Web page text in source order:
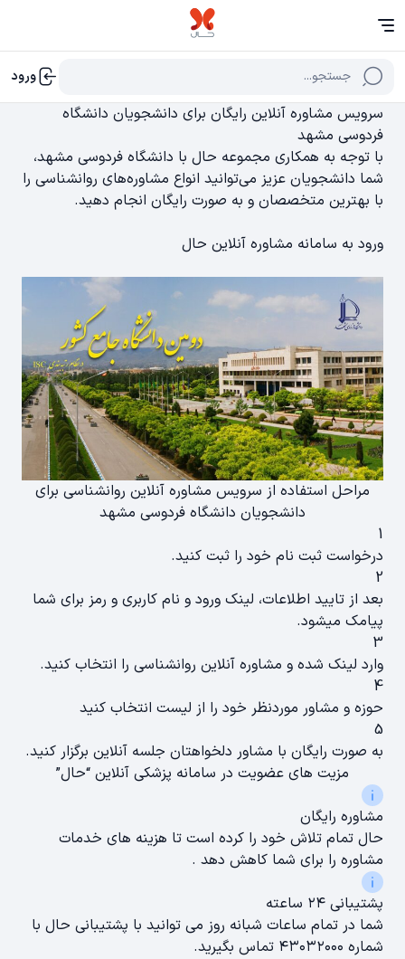
جستجو... ورود
سرویس مشاوره آنلاین رایگان برای دانشجویان دانشگاه
فردوسی مشهد
با توجه به همکاری مجموعه حال با دانشگاه فردوسی مشهد،
شما دانشجویان عزیز می‌توانید انواع مشاوره‌های روانشناسی را
با بهترین متخصصان و به صورت رایگان انجام دهید.
ورود به سامانه مشاوره آنلاین حال
مراحل استفاده از سرویس مشاوره آنلاین روانشناسی برای
دانشجویان دانشگاه فردوسی مشهد
1
درخواست ثبت نام خود را ثبت کنید.
2
بعد از تایید اطلاعات، لینک ورود و نام کاربری و رمز برای شما
پیامک میشود.
3
وارد لینک شده و مشاوره آنلاین روانشناسی را انتخاب کنید.
4
حوزه و مشاور موردنظر خود را از لیست انتخاب کنید
5
به صورت رایگان با مشاور دلخواهتان جلسه آنلاین برگزار کنید.
مزیت های عضویت در سامانه پزشکی آنلاین “حال”
مشاوره رایگان
حال تمام تلاش خود را کرده است تا هزینه های خدمات
مشاوره را برای شما کاهش دهد .
پشتیبانی ۲۴ ساعته
شما در تمام ساعات شبانه روز می توانید با پشتیبانی حال با
شماره ۴۳۰۳۲۰۰۰ تماس بگیرید.